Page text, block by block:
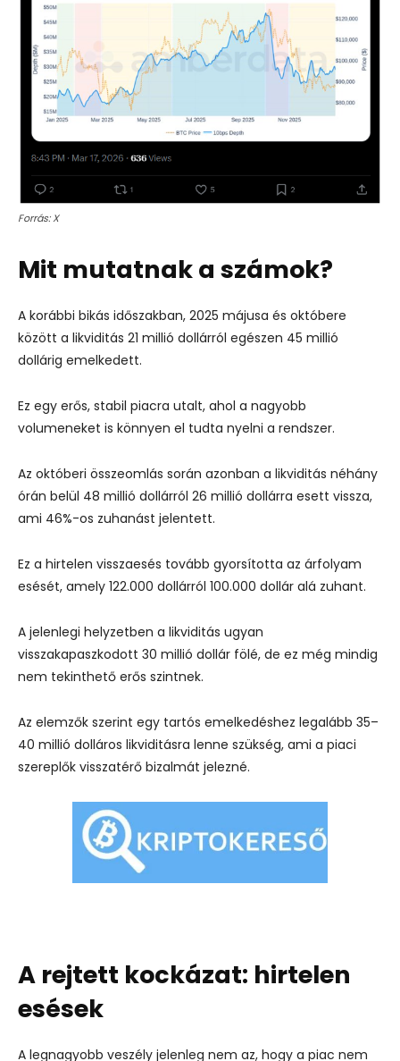
Forrás: X
Mit mutatnak a számok?
A korábbi bikás időszakban, 2025 májusa és októbere
között a likviditás 21 millió dollárról egészen 45 millió
dollárig emelkedett.
Ez egy erős, stabil piacra utalt, ahol a nagyobb
volumeneket is könnyen el tudta nyelni a rendszer.
Az októberi összeomlás során azonban a likviditás néhány
órán belül 48 millió dollárról 26 millió dollárra esett vissza,
ami 46%-os zuhanást jelentett.
Ez a hirtelen visszaesés tovább gyorsította az árfolyam
esését, amely 122.000 dollárról 100.000 dollár alá zuhant.
A jelenlegi helyzetben a likviditás ugyan
visszakapaszkodott 30 millió dollár fölé, de ez még mindig
nem tekinthető erős szintnek.
Az elemzők szerint egy tartós emelkedéshez legalább 35–
40 millió dolláros likviditásra lenne szükség, ami a piaci
szereplők visszatérő bizalmát jelezné.
A rejtett kockázat: hirtelen
esések
A legnagyobb veszély jelenleg nem az, hogy a piac nem